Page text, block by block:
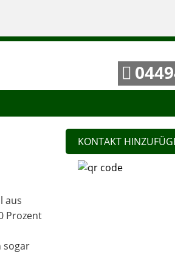
KONTAKT
aus
Prozent
sogar